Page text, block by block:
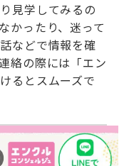
見学してみるの
かったり、迷って
などで情報を確
絡の際には「エン
るとスムーズで